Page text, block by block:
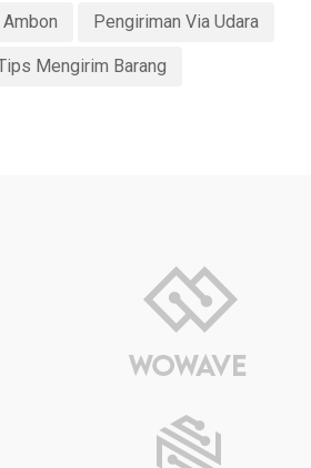
Pengiriman Via Udara
Mengirim Barang